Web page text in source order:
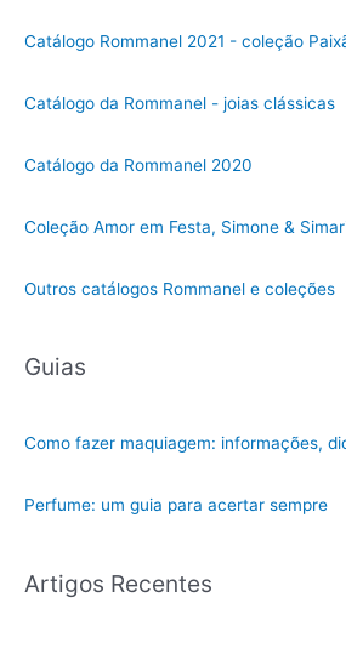
Catálogo Rommanel 2021 - coleção
Catálogo da Rommanel - joias clássicas
Catálogo da Rommanel 2020
Coleção Amor em Festa, Simone &
Outros catálogos Rommanel e coleções
Guias
Como fazer maquiagem: informações,
Perfume: um guia para acertar sempre
Artigos Recentes